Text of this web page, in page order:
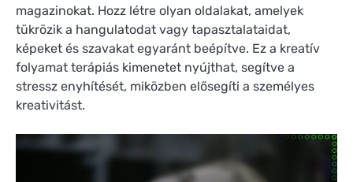
magazinokat. Hozz létre olyan oldalakat, amelyek
tükrözik a hangulatodat vagy tapasztalataidat,
képeket és szavakat egyaránt beépítve. Ez a kreatív
folyamat terápiás kimenetet nyújthat, segítve a
stressz enyhítését, miközben elősegíti a személyes
kreativitást.